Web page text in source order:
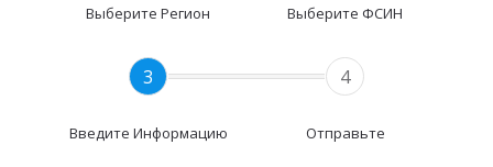
Выберите Регион Выберите ФСИН
3
Введите Информацию
4
Отправьте